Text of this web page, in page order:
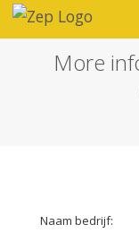
More
Naam bedrijf: